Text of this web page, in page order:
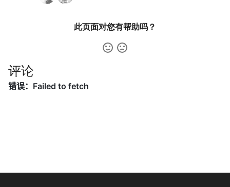
36. 二叉搜索树与双向链表
38. 字符串的排列
36. 后缀表达式
5.7. 配对交换
5.8. 绘制直线
此页面对您有帮助吗？
评论